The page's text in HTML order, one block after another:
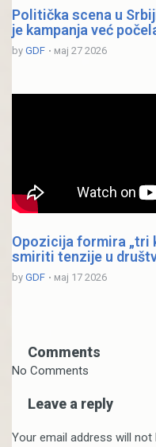
Politička scena u
je kampanja već
by GDF мај 27 2026
Opozicija formira „tri
smiriti tenzije u
by GDF мај 17 2026
Comments
No Comments
Leave a reply
Your email address will not